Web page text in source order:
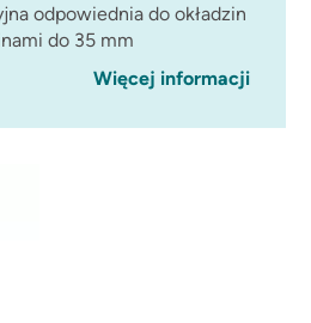
odpowiednia do okładzin
do 35 mm
Więcej informacji